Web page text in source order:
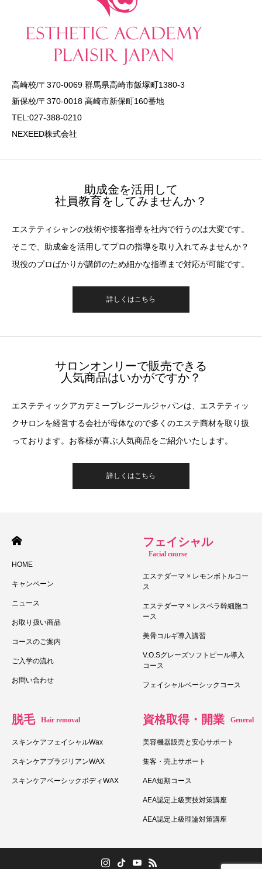
高崎校/〒370-0069 群馬県高崎市飯塚町1380-3
新保校/〒370-0018 高崎市新保町160番地
TEL:027-388-0210
NEXEED株式会社
助成金を活用して
社員教育をしてみませんか？
エステティシャンの技術や接客指導を社内で行うのは大変です。
そこで、助成金を活用してプロの指導を取り入れてみませんか？
現役のプロばかりが講師のため細かな指導まで対応が可能です。
詳しくはこちら
サロンオンリーで販売できる
人気商品はいかがですか？
エステティックアカデミープレジールジャパンは、エステティッ
クサロンを経営する会社が母体なので多くのエステ商材を取り扱
っております。お客様が喜ぶ人気商品をご紹介いたします。
詳しくはこちら
HOME
キャンペーン
ニュース
お取り扱い商品
コースのご案内
ご入学の流れ
お問い合わせ
フェイシャル
Facial course
エステダーマ × レモンボトルコー
ス
エステダーマ × レスペラ幹細胞コ
ース
美骨コルギ導入講習
V.O.Sグレーズソフトピール導入
コース
フェイシャルベーシックコース
脱毛 Hair removal
スキンケアフェイシャルWax
スキンケアブラジリアンWAX
スキンケアベーシックボディWAX
資格取得・開業 General
美容機器販売と安心サポート
集客・売上サポート
AEA短期コース
AEA認定上級実技対策講座
AEA認定上級理論対策講座